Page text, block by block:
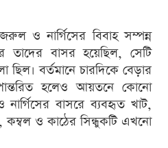
ও নার্গিসের বিবাহ সম্পন্ন
তাদের বাসর হয়েছিল, সেটি
ছিল। বর্তমানে চারদিকে বেড়ার
হলেও আয়তনে কোনো
বাসরে ব্যবহৃত খাট,
কম্বল ও কাঠের সিন্ধুকটি এখনো